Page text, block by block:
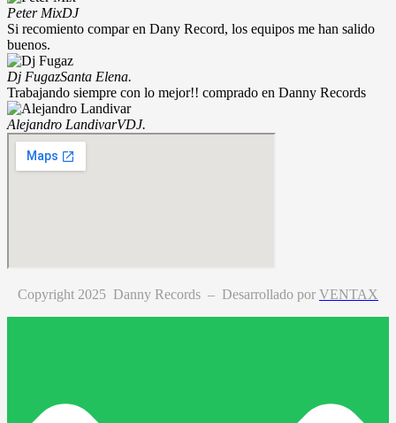
Peter MixDJ
Si recomiento compar en Dany Record, los equipos me han salido
buenos.
Dj FugazSanta Elena.
Trabajando siempre con lo mejor!! comprado en Danny Records
Alejandro LandivarVDJ.
Copyright 2025 Danny Records – Desarrollado por VENTAX